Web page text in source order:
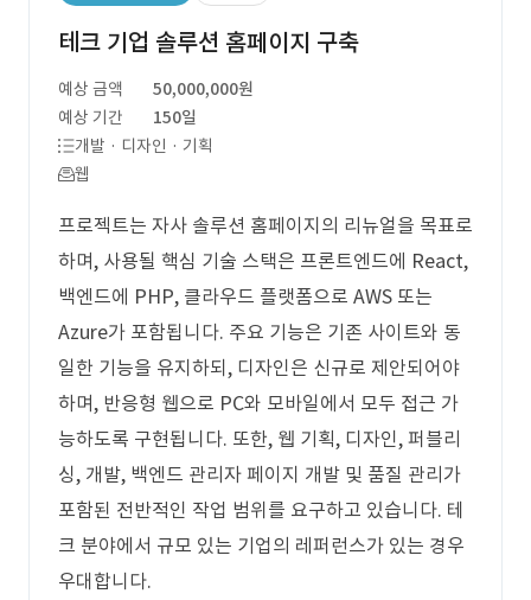
테크 기업 솔루션 홈페이지 구축
예상 금액
50,000,000원
예상 기간
150일
개발 · 디자인 · 기획
웹
프로젝트는 자사 솔루션 홈페이지의 리뉴얼을 목표로
하며, 사용될 핵심 기술 스택은 프론트엔드에 React,
백엔드에 PHP, 클라우드 플랫폼으로 AWS 또는
Azure가 포함됩니다. 주요 기능은 기존 사이트와 동
일한 기능을 유지하되, 디자인은 신규로 제안되어야
하며, 반응형 웹으로 PC와 모바일에서 모두 접근 가
능하도록 구현됩니다. 또한, 웹 기획, 디자인, 퍼블리
싱, 개발, 백엔드 관리자 페이지 개발 및 품질 관리가
포함된 전반적인 작업 범위를 요구하고 있습니다. 테
크 분야에서 규모 있는 기업의 레퍼런스가 있는 경우
우대합니다.